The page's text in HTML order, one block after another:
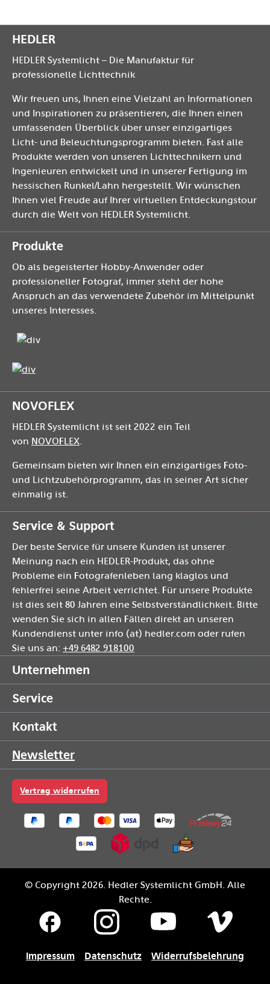
HEDLER
HEDLER Systemlicht – Die Manufaktur für
professionelle Lichttechnik
Wir freuen uns, Ihnen eine Vielzahl an Informationen
und Inspirationen zu präsentieren, die Ihnen einen
umfassenden Überblick über unser einzigartiges
Licht- und Beleuchtungsprogramm bieten. Fast alle
Produkte werden von unseren Lichttechnikern und
Ingenieuren entwickelt und in unserer Fertigung im
hessischen Runkel/Lahn hergestellt. Wir wünschen
Ihnen viel Freude auf Ihrer virtuellen Entdeckungstour
durch die Welt von HEDLER Systemlicht.
Produkte
Ob als begeisterter Hobby-Anwender oder
professioneller Fotograf, immer steht der hohe
Anspruch an das verwendete Zubehör im Mittelpunkt
unseres Interesses.
NOVOFLEX
HEDLER Systemlicht ist seit 2022 ein Teil
von NOVOFLEX.
Gemeinsam bieten wir Ihnen ein einzigartiges Foto-
und Lichtzubehörprogramm, das in seiner Art sicher
einmalig ist.
Service & Support
Der beste Service für unsere Kunden ist unserer
Meinung nach ein HEDLER-Produkt, das ohne
Probleme ein Fotografenleben lang klaglos und
fehlerfrei seine Arbeit verrichtet. Für unsere Produkte
ist dies seit 80 Jahren eine Selbstverständlichkeit. Bitte
wenden Sie sich in allen Fällen direkt an unseren
Kundendienst unter info (at) hedler.com oder rufen
Sie uns an: +49 6482 918100
Unternehmen
Service
Kontakt
Newsletter
Vertrag widerrufen
© Copyright 2026. Hedler Systemlicht GmbH. Alle
Rechte.
Impressum Datenschutz Widerrufsbelehrung